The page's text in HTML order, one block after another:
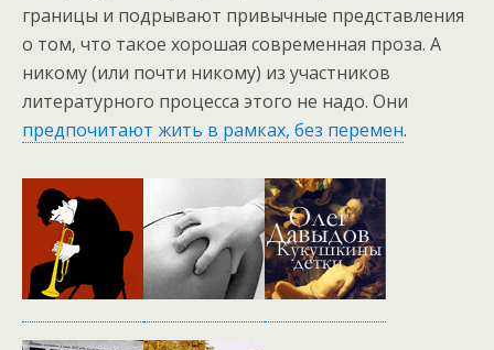
границы и подрывают привычные представления
о том, что такое хорошая современная проза. А
никому (или почти никому) из участников
литературного процесса этого не надо. Они
предпочитают жить в рамках, без перемен.